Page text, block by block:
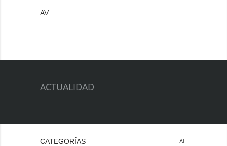
AV
ACTUALIDAD
CATEGORÍAS Al